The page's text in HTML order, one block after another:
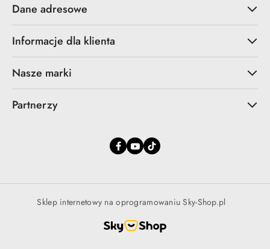
Dane adresowe
Informacje dla klienta
Nasze marki
Partnerzy
Sklep internetowy na oprogramowaniu Sky-Shop.pl